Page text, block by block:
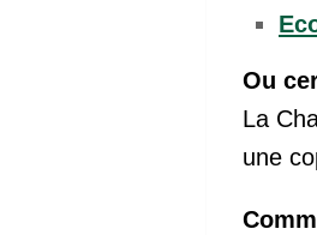
Ou
La
une